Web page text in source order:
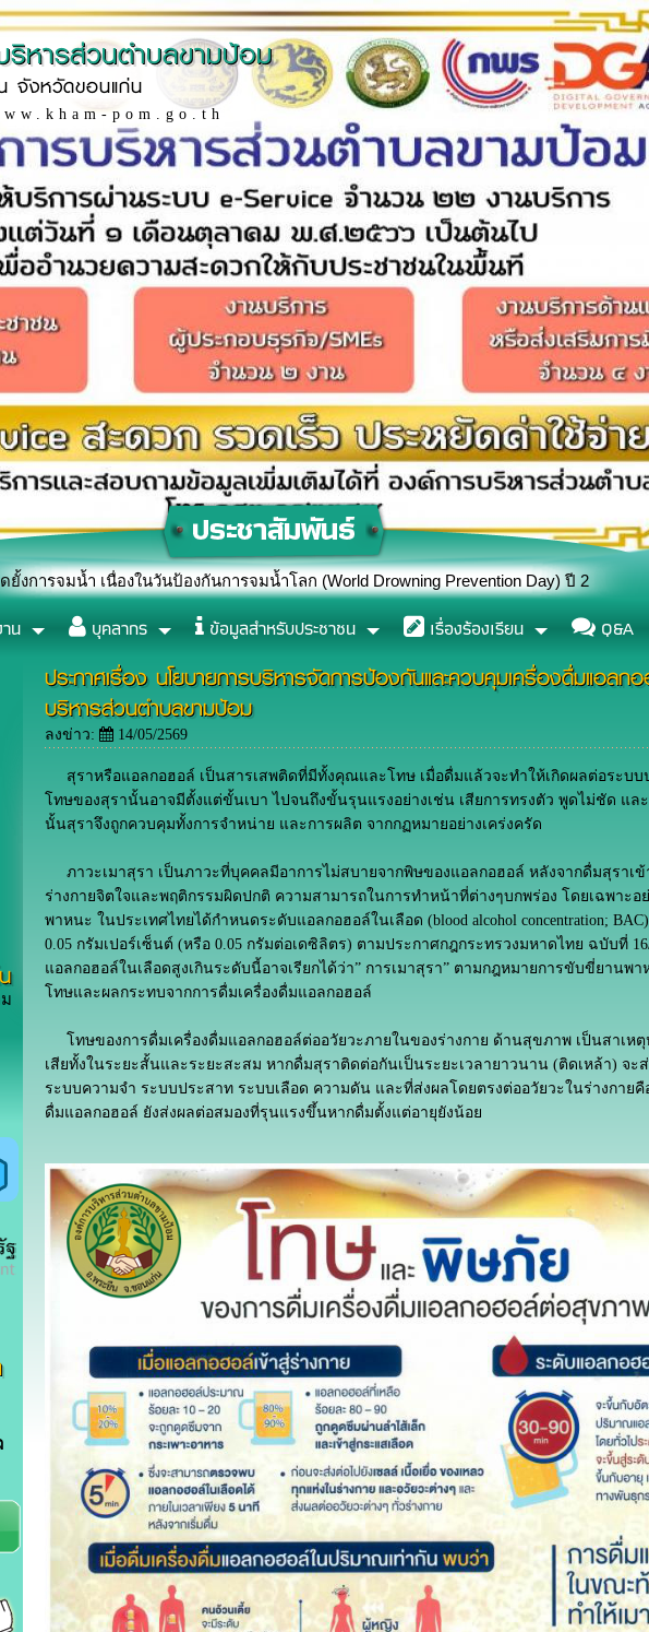
หารส่วนตำบลขามป้อม
จังหวัดขอนแก่น
pom.go.th
องกันการจมน้ำโลก (World Drowning Prevention Day) ปี 2569
น บุคลากร ข้อมูลสำหรับประชาชน เรื่องร้องเรียน Q&A
ประกาศเรื่อง นโยบายการบริหารจัดการป้องกันและควบคุมเครื่องดื่มแอล
บริหารส่วนตำบลขามป้อม
ลงข่าว: 14/05/2569
สุราหรือแอลกอฮอล์ เป็นสารเสพติดที่มีทั้งคุณและโทษ เมื่อดื่มแล้วจะทำให้เกิดผลต่อระบบ
โทษของสุรานั้นอาจมีตั้งแต่ขั้นเบา ไปจนถึงขั้นรุนแรงอย่างเช่น เสียการทรงตัว พูดไม่ชัด แล
นั้นสุราจึงถูกควบคุมทั้งการจำหน่าย และการผลิต จากกฏหมายอย่างเคร่งครัด
ภาวะเมาสุรา เป็นภาวะที่บุคคลมีอาการไม่สบายจากพิษของแอลกอฮอล์ หลังจากดื่มสุราเ
ร่างกายจิตใจและพฤติกรรมผิดปกติ ความสามารถในการทำหน้าที่ต่างๆบกพร่อง โดยเฉพาะอ
พาหนะ ในประเทศไทยได้กำหนดระดับแอลกอฮอล์ในเลือด (blood alcohol concentration;
0.05 กรัมเปอร์เซ็นต์ (หรือ 0.05 กรัมต่อเดซิลิตร) ตามประกาศกฎกระทรวงมหาดไทย ฉบับที่
แอลกอฮอล์ในเลือดสูงเกินระดับนี้อาจเรียกได้ว่า” การเมาสุรา” ตามกฎหมายการขับขี่ยานพา
โทษและผลกระทบจากการดื่มเครื่องดื่มแอลกอฮอล์
โทษของการดื่มเครื่องดื่มแอลกอฮอล์ต่ออวัยวะภายในของร่างกาย ด้านสุขภาพ เป็นสาเหตุ
เสียทั้งในระยะสั้นและระยะสะสม หากดื่มสุราติดต่อกันเป็นระยะเวลายาวนาน (ติดเหล้า) จะ
ระบบความจำ ระบบประสาท ระบบเลือด ความดัน และที่ส่งผลโดยตรงต่ออวัยวะในร่างกายคื
ดื่มแอลกอฮอล์ ยังส่งผลต่อสมองที่รุนแรงขึ้นหากดื่มตั้งแต่อายุยังน้อย